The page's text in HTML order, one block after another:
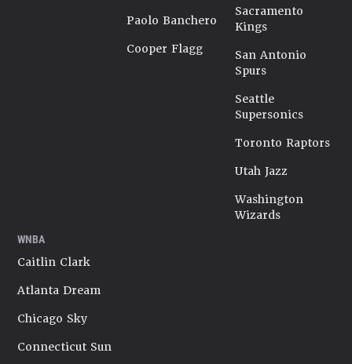
Paolo Banchero
Cooper Flagg
Sacramento
Kings
San Antonio
Spurs
Seattle
Supersonics
Toronto Raptors
Utah Jazz
Washington
Wizards
WNBA
Caitlin Clark
Atlanta Dream
Chicago Sky
Connecticut Sun